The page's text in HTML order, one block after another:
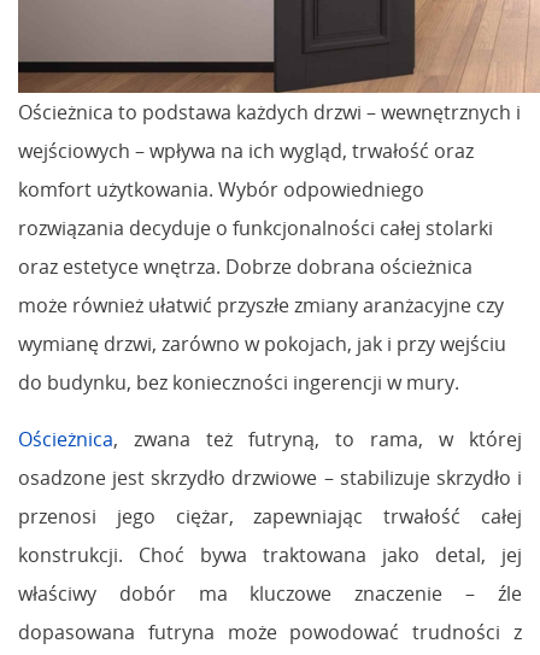
Ościeżnica to podstawa każdych drzwi – wewnętrznych i
wejściowych – wpływa na ich wygląd, trwałość oraz
komfort użytkowania. Wybór odpowiedniego
rozwiązania decyduje o funkcjonalności całej stolarki
oraz estetyce wnętrza. Dobrze dobrana ościeżnica
może również ułatwić przyszłe zmiany aranżacyjne czy
wymianę drzwi, zarówno w pokojach, jak i przy wejściu
do budynku, bez konieczności ingerencji w mury.
Ościeżnica, zwana też futryną, to rama, w której
osadzone jest skrzydło drzwiowe – stabilizuje skrzydło i
przenosi jego ciężar, zapewniając trwałość całej
konstrukcji. Choć bywa traktowana jako detal, jej
właściwy dobór ma kluczowe znaczenie – źle
dopasowana futryna może powodować trudności z